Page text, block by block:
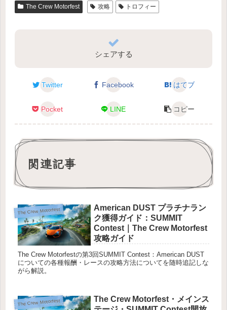
The Crew Motorfest 攻略 トロフィー
シェアする
Twitter Facebook はてブ
Pocket LINE コピー
関連記事
The Crew Motorfest
American DUST プラチナラン
ク獲得ガイド：SUMMIT
Contest｜The Crew Motorfest
攻略ガイド
The Crew Motorfestの第3回SUMMIT Contest：American DUST
についての各種報酬・レースの攻略方法についてを随時追記しな
がら解説。
The Crew Motorfest
The Crew Motorfest・メインス